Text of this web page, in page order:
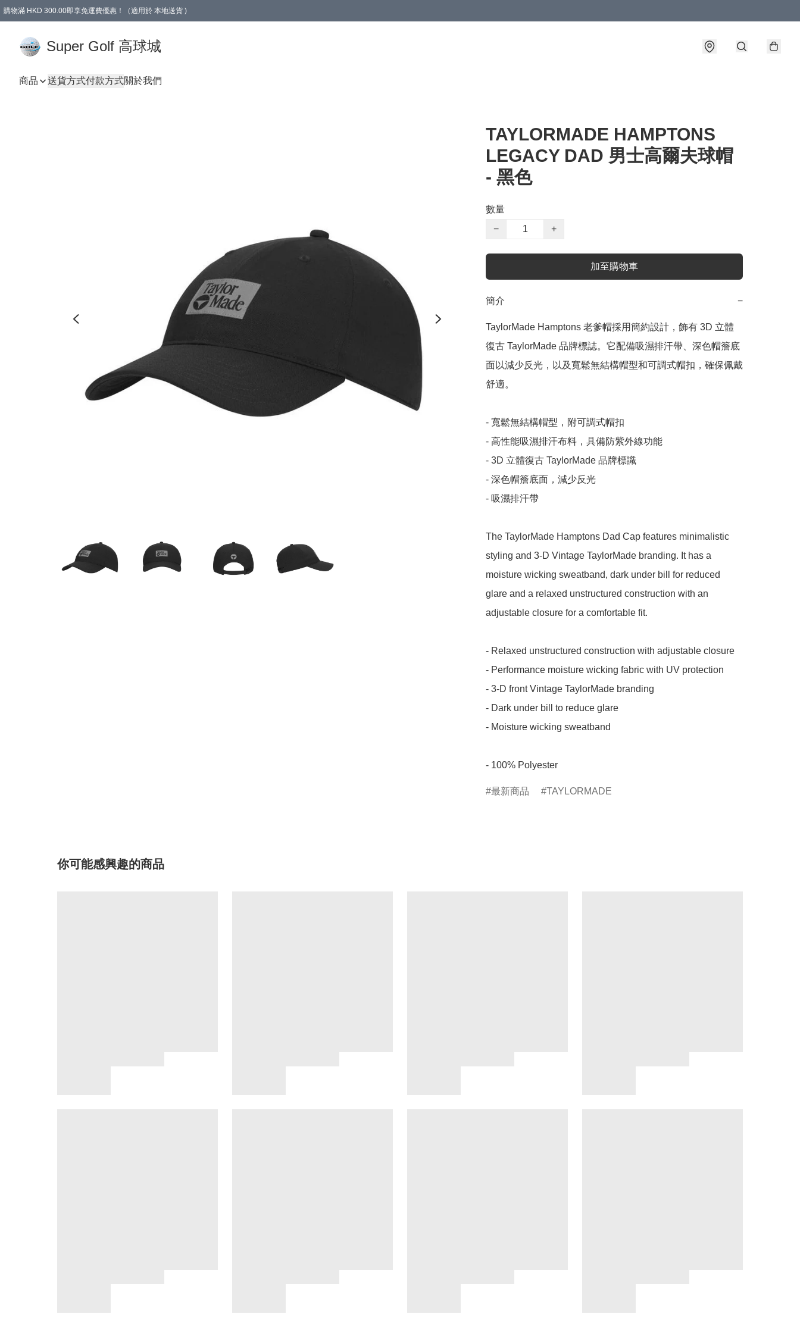
購物滿 HKD 300.00即享免運費優惠！（適用於 本地送貨 )
Super Golf 高球城
商品 送貨方式付款方式關於我們
TAYLORMADE HAMPTONS
LEGACY DAD 男士高爾夫球帽
- 黑色
數量
−
+
加至購物車
簡介 −
TaylorMade Hamptons 老爹帽採用簡約設計，飾有 3D 立體
復古 TaylorMade 品牌標誌。它配備吸濕排汗帶、深色帽簷底
面以減少反光，以及寬鬆無結構帽型和可調式帽扣，確保佩戴
舒適。
- 寬鬆無結構帽型，附可調式帽扣
- 高性能吸濕排汗布料，具備防紫外線功能
- 3D 立體復古 TaylorMade 品牌標識
- 深色帽簷底面，減少反光
- 吸濕排汗帶
The TaylorMade Hamptons Dad Cap features minimalistic
styling and 3-D Vintage TaylorMade branding. It has a
moisture wicking sweatband, dark under bill for reduced
glare and a relaxed unstructured construction with an
adjustable closure for a comfortable fit.
- Relaxed unstructured construction with adjustable closure
- Performance moisture wicking fabric with UV protection
- 3-D front Vintage TaylorMade branding
- Dark under bill to reduce glare
- Moisture wicking sweatband
- 100% Polyester
最新商品 TAYLORMADE
你可能感興趣的商品